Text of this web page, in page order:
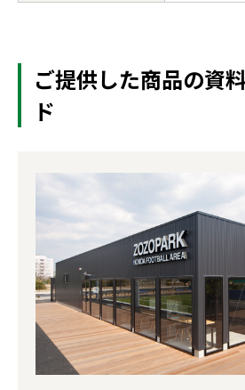
ご提供した商品の資
ド